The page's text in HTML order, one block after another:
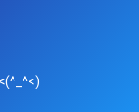
<(^_^<)